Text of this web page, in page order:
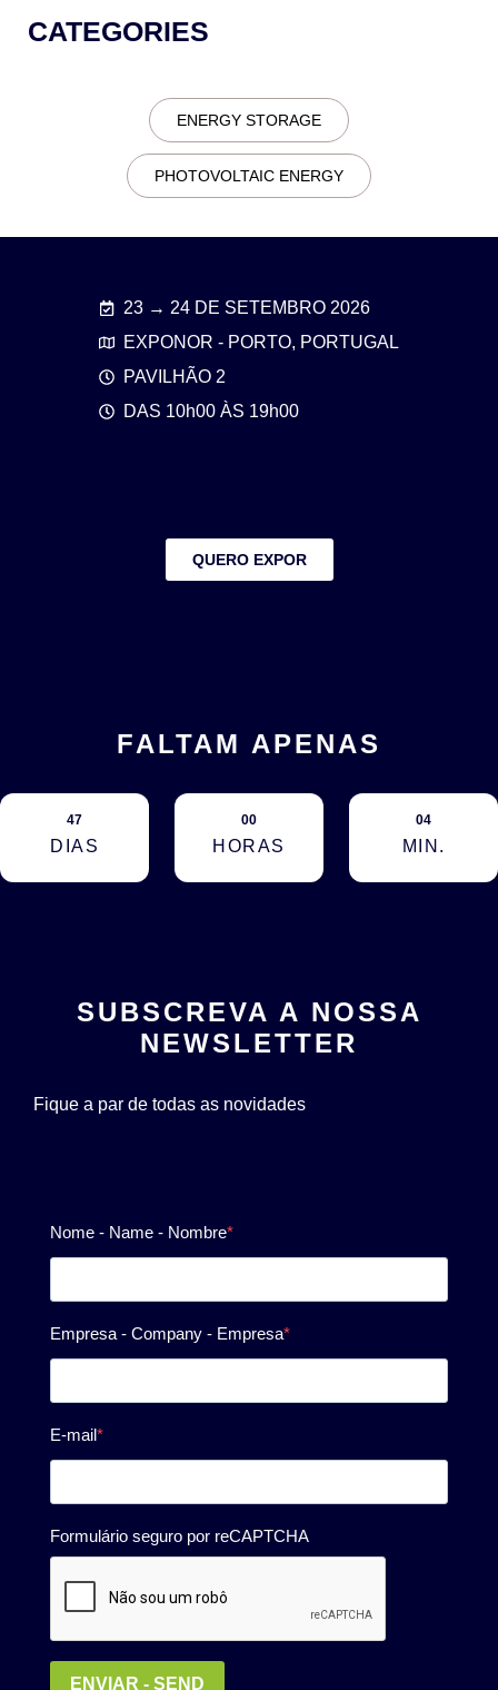
CATEGORIES
ENERGY STORAGE
PHOTOVOLTAIC ENERGY
23 → 24 DE SETEMBRO 2026
EXPONOR - PORTO, PORTUGAL
PAVILHÃO 2
DAS 10h00 ÀS 19h00
QUERO EXPOR
FALTAM APENAS
47
DIAS
00
HORAS
04
MIN.
SUBSCREVA A NOSSA
NEWSLETTER
Fique a par de todas as novidades